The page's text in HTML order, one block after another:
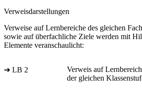
Verweisdarstellungen
Verweise auf Lernbereiche des gleichen
sowie auf überfachliche Ziele werden mit
Elemente veranschaulicht:
➔ LB 2
Verweis auf
der gleichen